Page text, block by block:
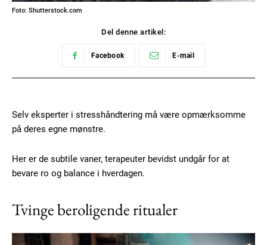
Foto: Shutterstock.com
Del denne artikel:
Facebook E-mail
Selv eksperter i stresshåndtering må være opmærksomme
på deres egne mønstre.
Her er de subtile vaner, terapeuter bevidst undgår for at
bevare ro og balance i hverdagen.
Tvinge beroligende ritualer